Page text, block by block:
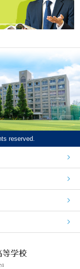
reserved.
1